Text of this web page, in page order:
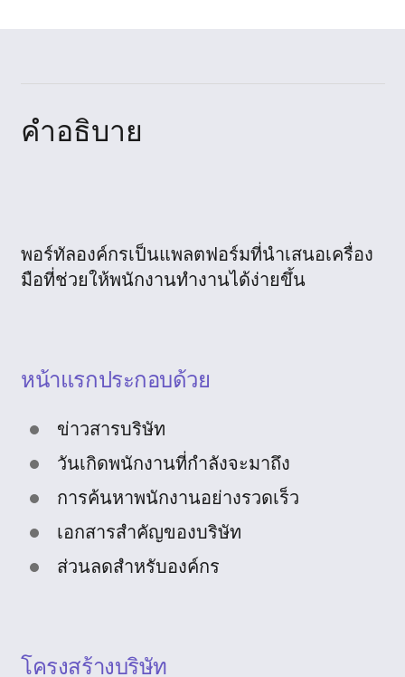
คำอธิบาย
พอร์ทัลองค์กรเป็นแพลตฟอร์มที่นำเสนอเครื่อง
มือที่ช่วยให้พนักงานทำงานได้ง่ายขึ้น
หน้าแรกประกอบด้วย
ข่าวสารบริษัท
วันเกิดพนักงานที่กำลังจะมาถึง
การค้นหาพนักงานอย่างรวดเร็ว
เอกสารสำคัญของบริษัท
ส่วนลดสำหรับองค์กร
โครงสร้างบริษัท